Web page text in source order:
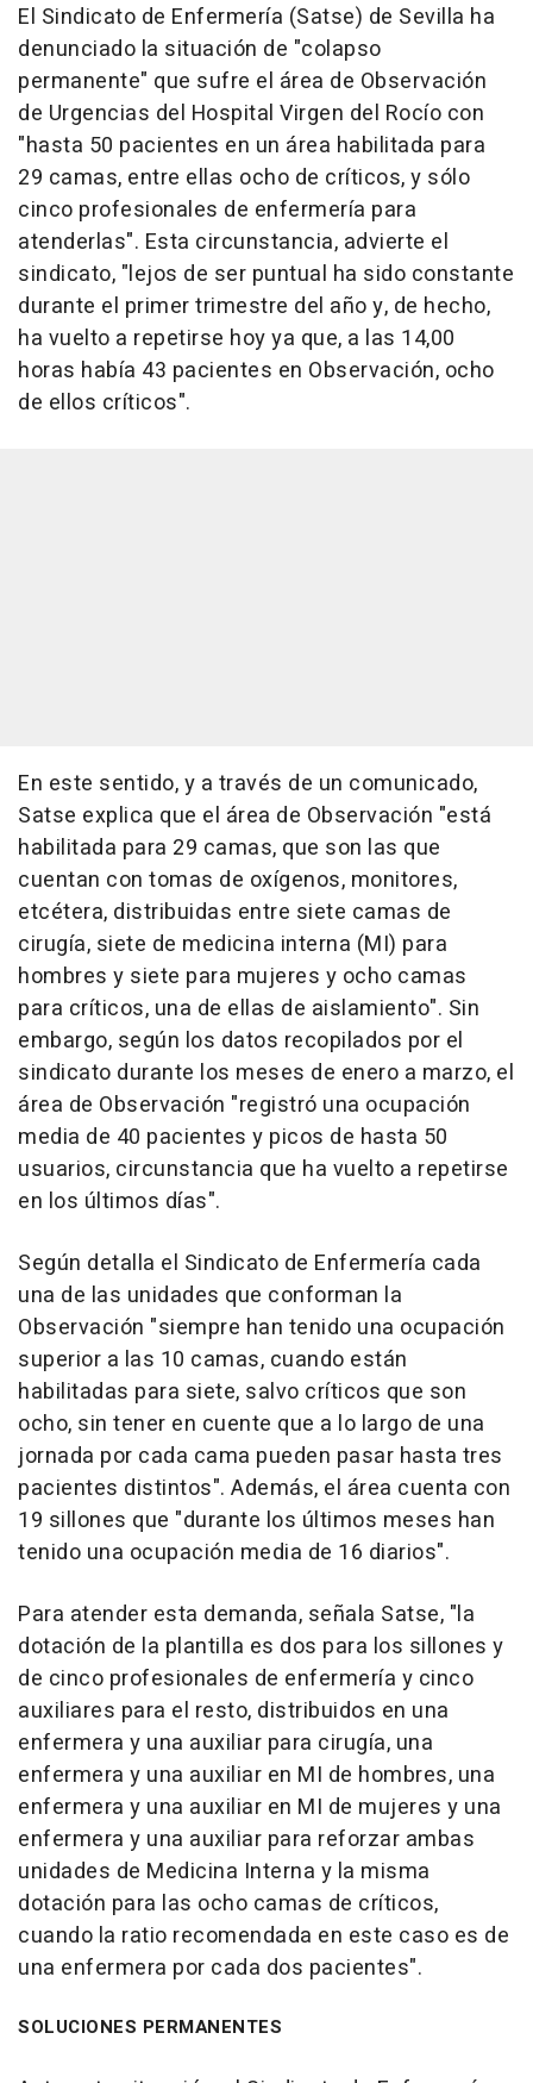
El Sindicato de Enfermería (Satse) de Sevilla ha
denunciado la situación de "colapso
permanente" que sufre el área de Observación
de Urgencias del Hospital Virgen del Rocío con
"hasta 50 pacientes en un área habilitada para
29 camas, entre ellas ocho de críticos, y sólo
cinco profesionales de enfermería para
atenderlas". Esta circunstancia, advierte el
sindicato, "lejos de ser puntual ha sido constante
durante el primer trimestre del año y, de hecho,
ha vuelto a repetirse hoy ya que, a las 14,00
horas había 43 pacientes en Observación, ocho
de ellos críticos".
En este sentido, y a través de un comunicado,
Satse explica que el área de Observación "está
habilitada para 29 camas, que son las que
cuentan con tomas de oxígenos, monitores,
etcétera, distribuidas entre siete camas de
cirugía, siete de medicina interna (MI) para
hombres y siete para mujeres y ocho camas
para críticos, una de ellas de aislamiento". Sin
embargo, según los datos recopilados por el
sindicato durante los meses de enero a marzo, el
área de Observación "registró una ocupación
media de 40 pacientes y picos de hasta 50
usuarios, circunstancia que ha vuelto a repetirse
en los últimos días".
Según detalla el Sindicato de Enfermería cada
una de las unidades que conforman la
Observación "siempre han tenido una ocupación
superior a las 10 camas, cuando están
habilitadas para siete, salvo críticos que son
ocho, sin tener en cuente que a lo largo de una
jornada por cada cama pueden pasar hasta tres
pacientes distintos". Además, el área cuenta con
19 sillones que "durante los últimos meses han
tenido una ocupación media de 16 diarios".
Para atender esta demanda, señala Satse, "la
dotación de la plantilla es dos para los sillones y
de cinco profesionales de enfermería y cinco
auxiliares para el resto, distribuidos en una
enfermera y una auxiliar para cirugía, una
enfermera y una auxiliar en MI de hombres, una
enfermera y una auxiliar en MI de mujeres y una
enfermera y una auxiliar para reforzar ambas
unidades de Medicina Interna y la misma
dotación para las ocho camas de críticos,
cuando la ratio recomendada en este caso es de
una enfermera por cada dos pacientes".
SOLUCIONES PERMANENTES